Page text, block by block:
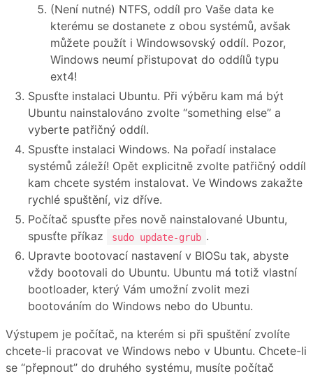
(Není nutné) NTFS, oddíl pro Vaše data ke
kterému se dostanete z obou systémů, avšak
můžete použít i Windowsovský oddíl. Pozor,
Windows neumí přistupovat do oddílů typu
ext4!
Spusťte instalaci Ubuntu. Při výběru kam má být
Ubuntu nainstalováno zvolte “something else” a
vyberte patřičný oddíl.
Spusťte instalaci Windows. Na pořadí instalace
systémů záleží! Opět explicitně zvolte patřičný oddíl
kam chcete systém instalovat. Ve Windows zakažte
rychlé spuštění, viz dříve.
Počítač spusťte přes nově nainstalované Ubuntu,
spusťte příkaz
sudo update-grub .
Upravte bootovací nastavení v BIOSu tak, abyste
vždy bootovali do Ubuntu. Ubuntu má totiž vlastní
bootloader, který Vám umožní zvolit mezi
bootováním do Windows nebo do Ubuntu.
Výstupem je počítač, na kterém si při spuštění zvolíte
chcete-li pracovat ve Windows nebo v Ubuntu. Chcete-li
se “přepnout” do druhého systému, musíte počítač